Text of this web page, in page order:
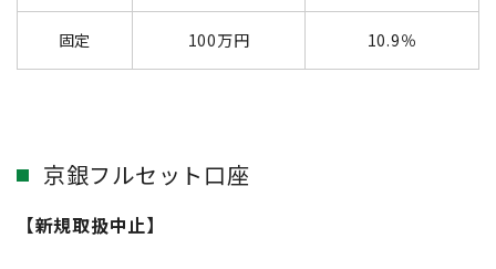
固定 100万円 10.9％
京銀フルセット口座
【新規取扱中止】